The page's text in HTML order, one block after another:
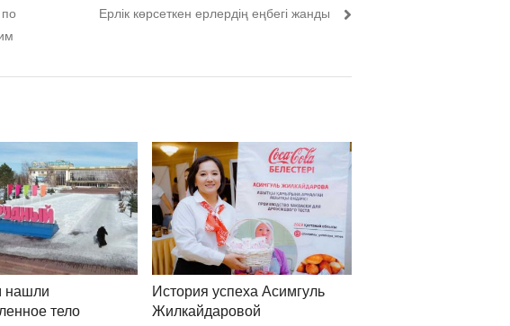
Следующий пост:
Ерлік көрсеткен ерлердің еңбегі жанды
нашли
тело
История успеха Асимгуль
Жилкайдаровой